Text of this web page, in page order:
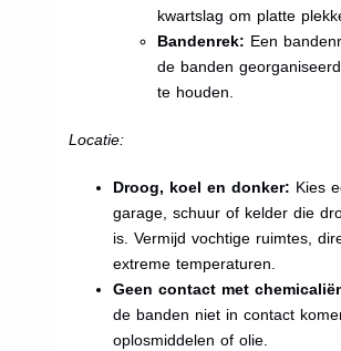
kwartslag om platte
Bandenrek: Een
de banden
te houden.
Locatie:
Droog, koel en donker: Kies
garage, schuur of kelder die
is. Vermijd vochtige ruimtes,
extreme temperaturen.
Geen contact met
de banden niet in contact
oplosmiddelen of olie.